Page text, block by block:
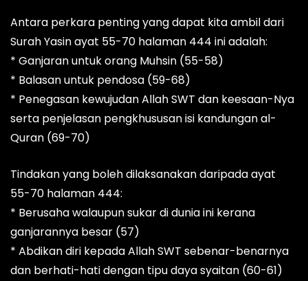
Antara perkara penting yang dapat kita ambil dari
Surah Yasin ayat 55-70 halaman 444 ini adalah:
* Ganjaran untuk orang Muhsin (55-58)
* Balasan untuk pendosa (59-68)
* Penegasan kewujudan Allah SWT dan keesaan-Nya
serta penjelasan pengkhususan isi kandungan al-
Quran (69-70)
Tindakan yang boleh dilaksanakan daripada ayat
55-70 halaman 444:
* Berusaha walaupun sukar di dunia ini kerana
ganjarannya besar (57)
* Abdikan diri kepada Allah SWT sebenar-benarnya
dan berhati-hati dengan tipu daya syaitan (60-61)